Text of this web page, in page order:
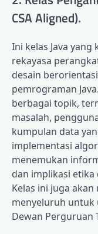
CSA Aligned).
Ini kelas Java
rekayasa
desain
pemrograman
berbagai topik,
masalah,
kumpulan data
implementasi
menemukan
dan implikasi
Kelas ini juga
menyeluruh untuk
Dewan Perguruan